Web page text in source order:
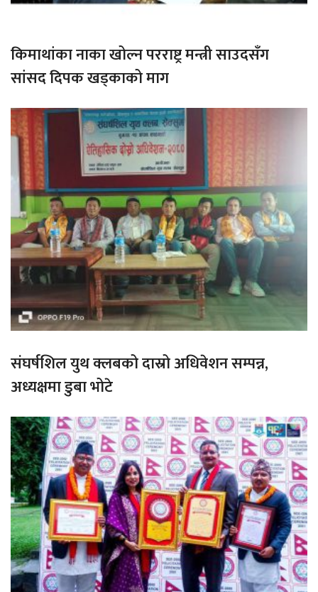
किमाथांका नाका खोल्न परराष्ट्र मन्त्री साउदसँग
सांसद दिपक खड्काको माग
संघर्षशिल युथ क्लबको दास्रो अधिवेशन सम्पन्न,
अध्यक्षमा डुबा भोटे